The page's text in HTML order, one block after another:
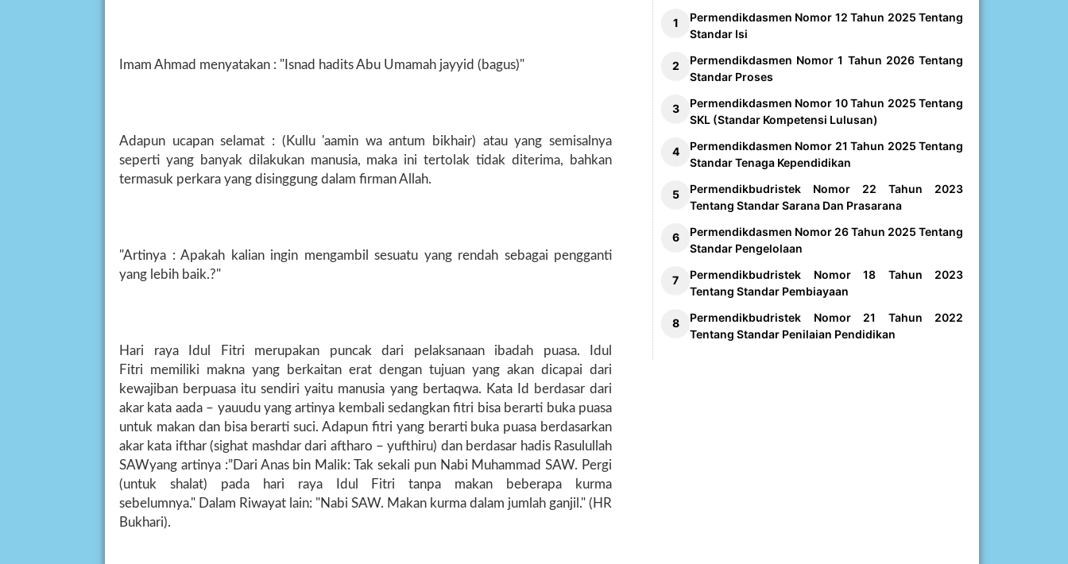
Imam Ahmad menyatakan : "Isnad hadits Abu Umamah jayyid (bagus)"
Adapun ucapan selamat : (Kullu 'aamin wa antum bikhair) atau yang semisalnya
seperti yang banyak dilakukan manusia, maka ini tertolak tidak diterima, bahkan
termasuk perkara yang disinggung dalam firman Allah.
"Artinya : Apakah kalian ingin mengambil sesuatu yang rendah sebagai pengganti
yang lebih baik.?"
Hari raya Idul Fitri merupakan puncak dari pelaksanaan ibadah puasa. Idul
Fitri memiliki makna yang berkaitan erat dengan tujuan yang akan dicapai dari
kewajiban berpuasa itu sendiri yaitu manusia yang bertaqwa. Kata Id berdasar dari
akar kata aada – yauudu yang artinya kembali sedangkan fitri bisa berarti buka puasa
untuk makan dan bisa berarti suci. Adapun fitri yang berarti buka puasa berdasarkan
akar kata ifthar (sighat mashdar dari aftharo – yufthiru) dan berdasar hadis Rasulullah
SAWyang artinya :”Dari Anas bin Malik: Tak sekali pun Nabi Muhammad SAW. Pergi
(untuk shalat) pada hari raya Idul Fitri tanpa makan beberapa kurma
sebelumnya." Dalam Riwayat lain: "Nabi SAW. Makan kurma dalam jumlah ganjil." (HR
Bukhari).
Permendikdasmen Nomor 12 Tahun 2025 Tentang
Standar Isi
Permendikdasmen Nomor 1 Tahun 2026 Tentang
Standar Proses
Permendikdasmen Nomor 10 Tahun 2025 Tentang
SKL (Standar Kompetensi Lulusan)
Permendikdasmen Nomor 21 Tahun 2025 Tentang
Standar Tenaga Kependidikan
Permendikbudristek Nomor 22 Tahun 2023
Tentang Standar Sarana Dan Prasarana
Permendikdasmen Nomor 26 Tahun 2025 Tentang
Standar Pengelolaan
Permendikbudristek Nomor 18 Tahun 2023
Tentang Standar Pembiayaan
Permendikbudristek Nomor 21 Tahun 2022
Tentang Standar Penilaian Pendidikan